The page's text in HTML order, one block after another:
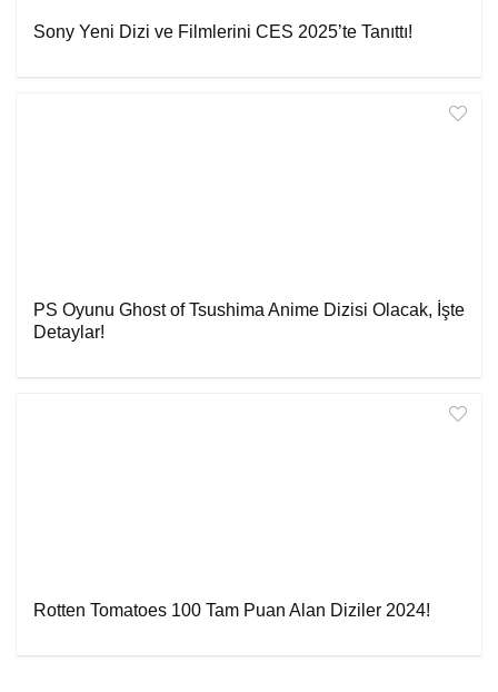
Sony Yeni Dizi ve Filmlerini CES 2025’te Tanıttı!
PS Oyunu Ghost of Tsushima Anime Dizisi Olacak, İşte
Detaylar!
Rotten Tomatoes 100 Tam Puan Alan Diziler 2024!